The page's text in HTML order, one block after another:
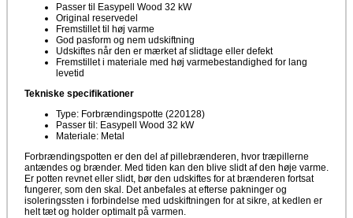
Passer til Easypell Wood 32 kW
Original reservedel
Fremstillet til høj varme
God pasform og nem udskiftning
Udskiftes når den er mærket af slidtage eller defekt
Fremstillet i materiale med høj varmebestandighed for lang
levetid
Tekniske specifikationer
Type: Forbrændingspotte (220128)
Passer til: Easypell Wood 32 kW
Materiale: Metal
Forbrændingspotten er den del af pillebrænderen, hvor træpillerne
antændes og brænder. Med tiden kan den blive slidt af den høje varme.
Er potten revnet eller slidt, bør den udskiftes for at brænderen fortsat
fungerer, som den skal. Det anbefales at efterse pakninger og
isoleringssten i forbindelse med udskiftningen for at sikre, at kedlen er
helt tæt og holder optimalt på varmen.